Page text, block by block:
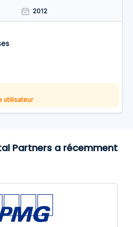
2012
utilisateur
Partners a récemment